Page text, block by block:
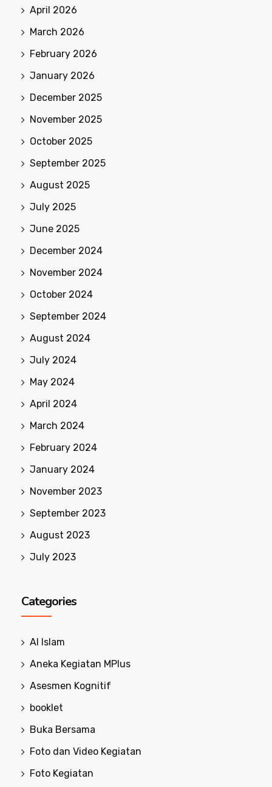
April 2026
March 2026
February 2026
January 2026
December 2025
November 2025
October 2025
September 2025
August 2025
July 2025
June 2025
December 2024
November 2024
October 2024
September 2024
August 2024
July 2024
May 2024
April 2024
March 2024
February 2024
January 2024
November 2023
September 2023
August 2023
July 2023
Categories
Al Islam
Aneka Kegiatan MPlus
Asesmen Kognitif
booklet
Buka Bersama
Foto dan Video Kegiatan
Foto Kegiatan